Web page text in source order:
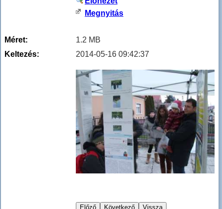
Megnyitás
Méret:
1.2 MB
Keltezés:
2014-05-16 09:42:37